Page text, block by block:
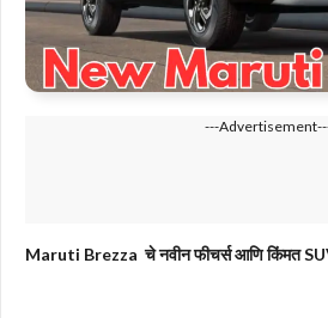
---
Maruti Brezza चे नवीन फीचर्स आणि किंमत SUV